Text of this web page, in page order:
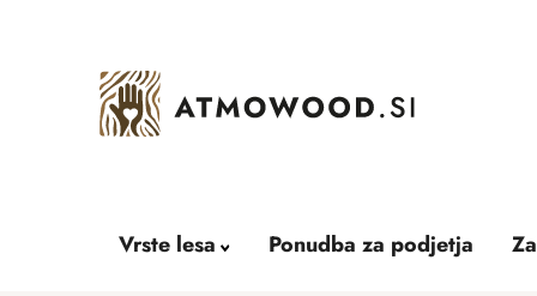
Vrste lesa Ponudba za podjetja